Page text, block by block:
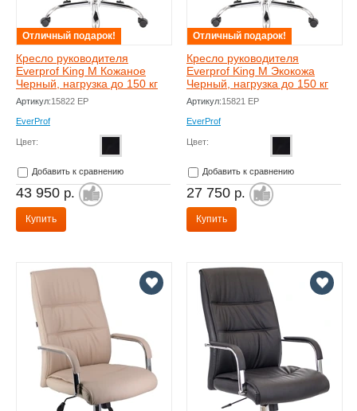
Отличный подарок!
Кресло руководителя
Everprof King M Кожаное
Черный, нагрузка до 150 кг
Артикул:15822 EP
EverProf
Цвет:
Добавить к сравнению
43 950 р.
Купить
Отличный подарок!
Кресло руководителя
Everprof King M Экокожа
Черный, нагрузка до 150 кг
Артикул:15821 EP
EverProf
Цвет:
Добавить к сравнению
27 750 р.
Купить